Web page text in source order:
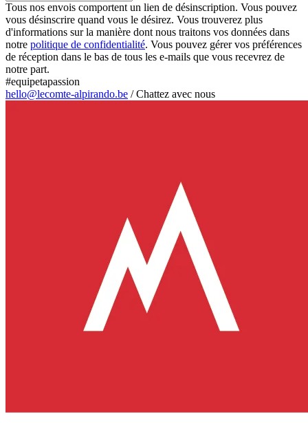
Tous nos envois comportent un lien de désinscription. Vous pouvez
vous désinscrire quand vous le désirez. Vous trouverez plus
d'informations sur la manière dont nous traitons vos données dans
notre politique de confidentialité. Vous pouvez gérer vos préférences
de réception dans le bas de tous les e-mails que vous recevrez de
notre part.
#equipetapassion
hello@lecomte-alpirando.be /Chattez avec nous